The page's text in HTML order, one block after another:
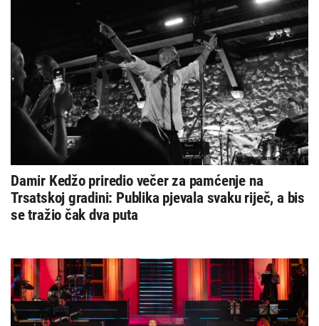
Damir Kedžo priredio večer za pamćenje na
Trsatskoj gradini: Publika pjevala svaku riječ, a bis
se tražio čak dva puta